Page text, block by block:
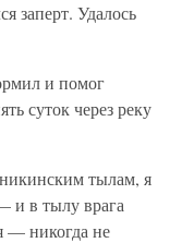
заперт. Удалось
и помог
суток через реку
тылам, я
и в тылу врага
— никогда не